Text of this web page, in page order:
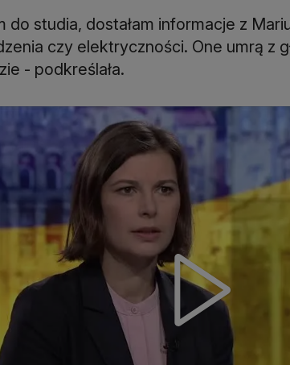
do studia, dostałam informacje z
czy elektryczności. One umrą z
- podkreślała.